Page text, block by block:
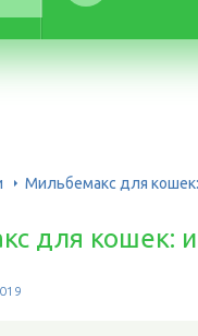
Мильбемакс для
для кошек: